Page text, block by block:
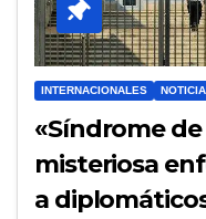
INTERNACIONALES
«Síndrome de
misteriosa
a